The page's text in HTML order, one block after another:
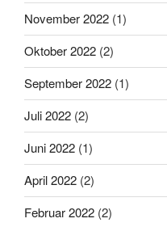
November 2022 (1)
Oktober 2022 (2)
September 2022 (1)
Juli 2022 (2)
Juni 2022 (1)
April 2022 (2)
Februar 2022 (2)